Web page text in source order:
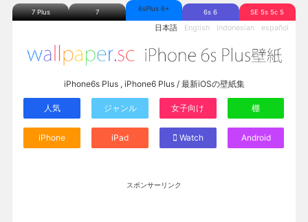
7 Plus 7 6sPlus 6+ 6s 6 SE 5s 5c 5
日本語 English Indonesian español
iPhone6s Plus , iPhone6 Plus / 最新iOSの壁紙集
人気 ジャンル 女子向け 棚
iPhone iPad Watch Android
スポンサーリンク